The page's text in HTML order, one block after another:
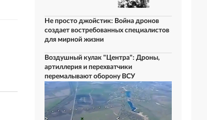
Не просто джойстик: Война дронов
создает востребованных специалистов
для мирной жизни
Воздушный кулак "Центра": Дроны,
артиллерия и перехватчики
перемалывают оборону ВСУ